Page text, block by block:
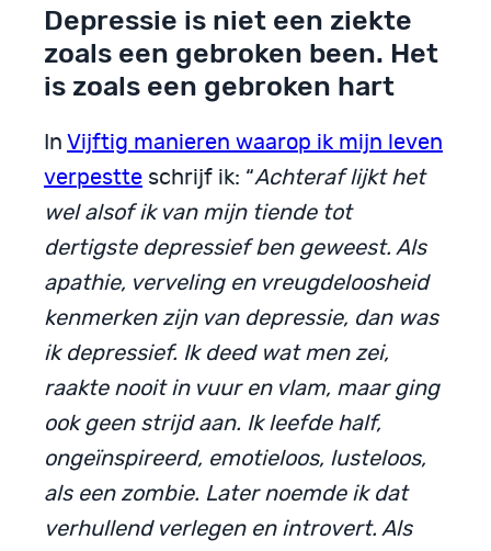
Depressie is niet een ziekte
zoals een gebroken been. Het
is zoals een gebroken hart
In Vijftig manieren waarop ik mijn leven
verpestte schrijf ik: “Achteraf lijkt het
wel alsof ik van mijn tiende tot
dertigste depressief ben geweest. Als
apathie, verveling en vreugdeloosheid
kenmerken zijn van depressie, dan was
ik depressief. Ik deed wat men zei,
raakte nooit in vuur en vlam, maar ging
ook geen strijd aan. Ik leefde half,
ongeïnspireerd, emotieloos, lusteloos,
als een zombie. Later noemde ik dat
verhullend verlegen en introvert. Als